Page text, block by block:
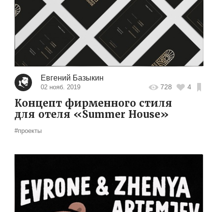
Евгений Базыкин
02 нояб. 2019 728 4
Концепт фирменного стиля
для отеля «Summer House»
#проекты